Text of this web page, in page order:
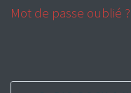
Mot de passe oublié ?